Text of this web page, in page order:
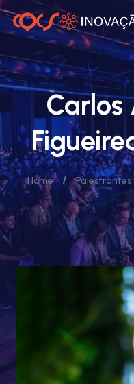
Home / Palestrantes